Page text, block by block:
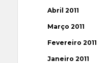
Abril 2011
Março 2011
Fevereiro 2011
Janeiro 2011